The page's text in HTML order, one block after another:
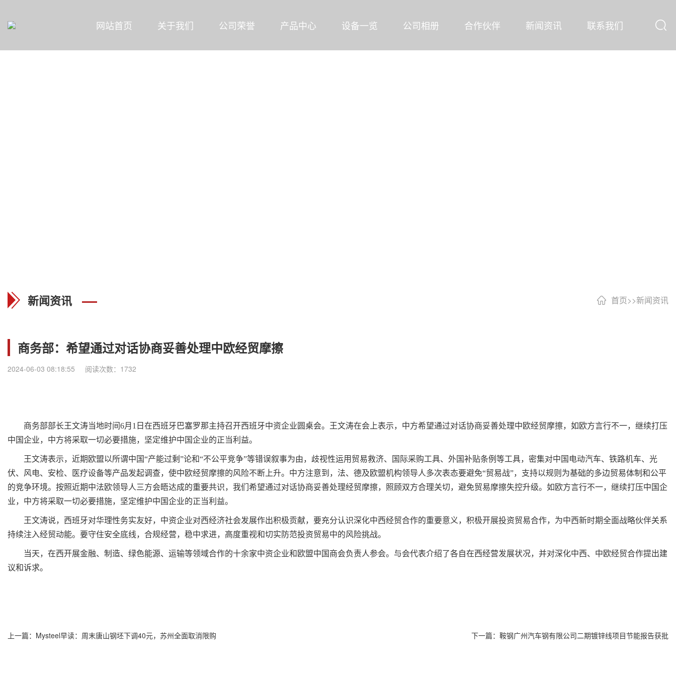
网站首页 关于我们 公司荣誉 产品中心 设备一览 公司相册 合作伙伴 新闻资讯 联系我们
首页>>新闻资讯
新闻资讯
商务部：希望通过对话协商妥善处理中欧经贸摩擦
2024-06-03 08:18:55 阅读次数：1732
商务部部长王文涛当地时间6月1日在西班牙巴塞罗那主持召开西班牙中资企业圆桌会。王文涛在会上表示，中方希望通过对话协商妥善处理中欧经贸摩擦，如欧方言行不一，继续打压
中国企业，中方将采取一切必要措施，坚定维护中国企业的正当利益。
王文涛表示，近期欧盟以所谓中国“产能过剩”论和“不公平竞争”等错误叙事为由，歧视性运用贸易救济、国际采购工具、外国补贴条例等工具，密集对中国电动汽车、铁路机车、光
伏、风电、安检、医疗设备等产品发起调查，使中欧经贸摩擦的风险不断上升。中方注意到，法、德及欧盟机构领导人多次表态要避免“贸易战”，支持以规则为基础的多边贸易体制和公平
的竞争环境。按照近期中法欧领导人三方会晤达成的重要共识，我们希望通过对话协商妥善处理经贸摩擦，照顾双方合理关切，避免贸易摩擦失控升级。如欧方言行不一，继续打压中国企
业，中方将采取一切必要措施，坚定维护中国企业的正当利益。
王文涛说，西班牙对华理性务实友好，中资企业对西经济社会发展作出积极贡献，要充分认识深化中西经贸合作的重要意义，积极开展投资贸易合作，为中西新时期全面战略伙伴关系
持续注入经贸动能。要守住安全底线，合规经营，稳中求进，高度重视和切实防范投资贸易中的风险挑战。
当天，在西开展金融、制造、绿色能源、运输等领域合作的十余家中资企业和欧盟中国商会负责人参会。与会代表介绍了各自在西经营发展状况，并对深化中西、中欧经贸合作提出建
议和诉求。
上一篇： Mysteel早读：周末唐山钢坯下调40元，苏州全面取消限购 下一篇： 鞍钢广州汽车钢有限公司二期镀锌线项目节能报告获批